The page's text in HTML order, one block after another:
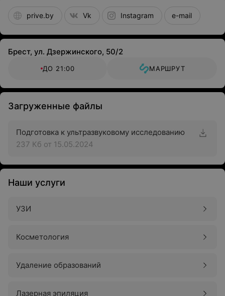
prive.by Vk Instagram e-mail
Брест, ул. Дзержинского, 50/2
ДО 21:00 МАРШРУТ
Загруженные файлы
Подготовка к ультразвуковому исследованию
237 Кб от 15.05.2024
Наши услуги
УЗИ
Косметология
Удаление образований
Лазерная эпиляция